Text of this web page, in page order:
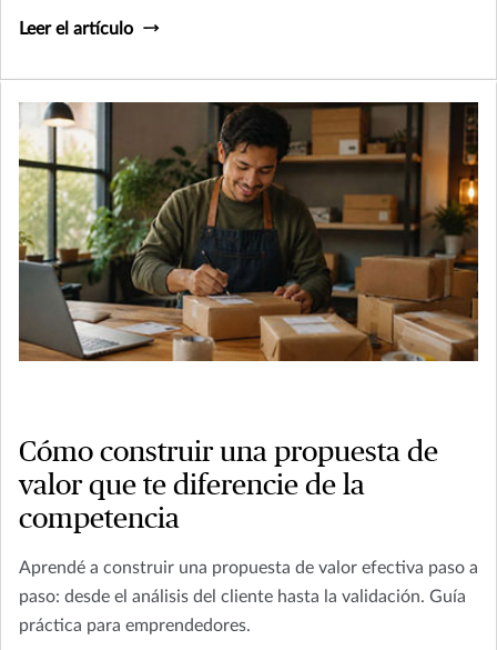
Leer el artículo
Cómo construir una propuesta de
valor que te diferencie de la
competencia
Aprendé a construir una propuesta de valor efectiva paso a
paso: desde el análisis del cliente hasta la validación. Guía
práctica para emprendedores.